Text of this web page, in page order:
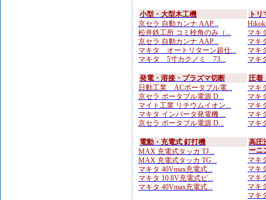
小型・大型木工機
京セラ 自動カンナ AAP...
松井鉄工所 コミ栓角のみ（...
京セラ 自動カンナ AAP...
マキタ オートリターン超仕...
マキタ 5寸カクノミ 73...
ト
マキ
マキ
マキ
マキ
発電・溶接・プラズマ切断
日動工業 ACポータブル電...
京セラ ポータブル電源 D...
マイト工業 リチウムイオン...
マキタ インバータ発電機 ...
京セラ ポータブル電源 D...
圧着
マキ
マキ
マキ
マキ
マキ
電動・充電式 釘打機
MAX 充電式タッカ TJ...
MAX 充電式タッカ TG...
マキタ 40Vmax充電式...
マキタ 10.8V充電式ピ...
マキタ 40Vmax充電式...
高圧
ーニ
マキ
マキ
マキ
マキ
マキ